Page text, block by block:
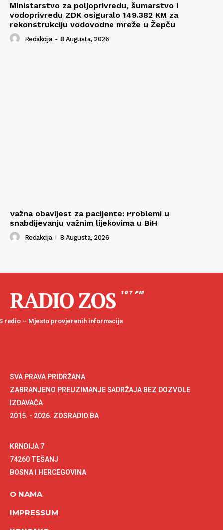
Ministarstvo za poljoprivredu, šumarstvo i
vodoprivredu ZDK osiguralo 149.382 KM za
rekonstrukciju vodovodne mreže u Žepču
Redakcija - 8 Augusta, 2026
Važna obavijest za pacijente: Problemi u
snabdijevanju važnim lijekovima u BiH
Redakcija - 8 Augusta, 2026
RADIO ZOS 107 FM
radio – Mjesto provjerenih informacija
SVA PRAVA PRIDRŽANA
ZABRANJENO PREUZIMANJE SADRŽAJA BEZ DOZVOLE
IZDAVAČA
2015. - 2026. ZOSRADIO.BA
KRNDIJA 7
74260 TEŠANJ
BOSNA I HERCEGOVINA
O NAMA
IMPRESSUM